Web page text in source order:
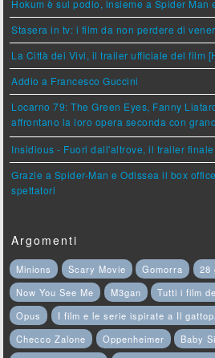
Hokum è sul podio, insieme a Spider Man
Stasera in tv: i film da non perdere di
La Città dei Vivi, il trailer ufficiale del film
Addio a Francesco Guccini
Locarno 79: The Green Eyes, Fanny
affrontano la loro opera seconda con
Insidious - Fuori dall'altrove, il trailer
Grazie a Spider-Man e Odissea il box
spettatori
Argomenti
Minions Scary Movie Gomorra
28
Now You See Me
M3gan
Tutti i film
Opus
I film e le serie ispirate a Il
Checco Zalone
Oppenheimer Baby